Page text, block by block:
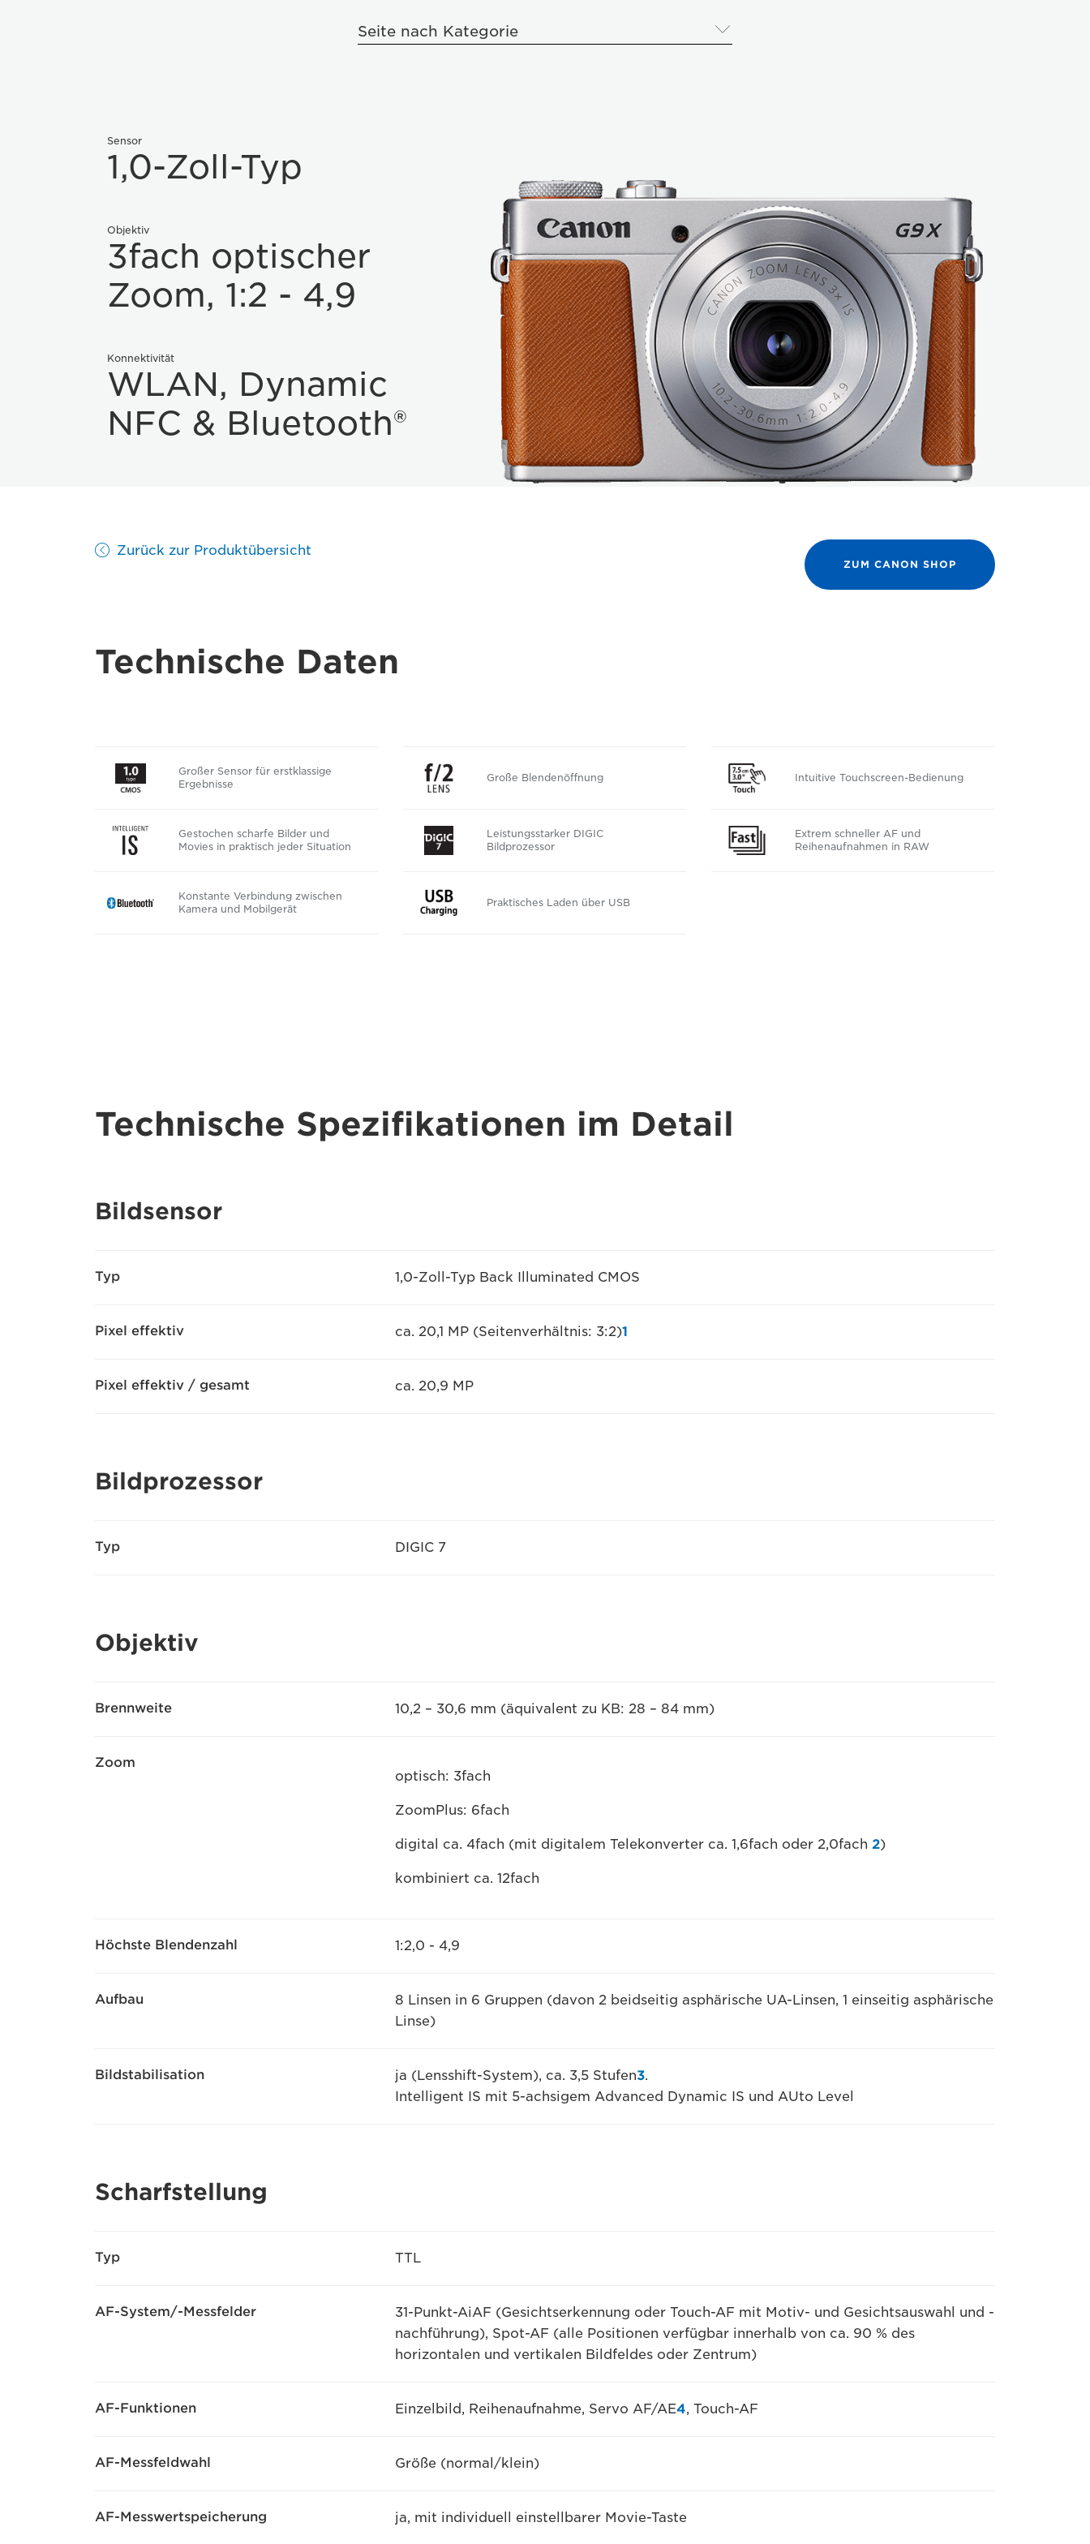
Seite nach Kategorie
Sensor
1,0-Zoll-Typ
Objektiv
3fach optischer
Zoom, 1:2 - 4,9
Konnektivität
WLAN, Dynamic
NFC & Bluetooth®
Zurück zur Produktübersicht
ZUM CANON SHOP
Technische Daten
Großer Sensor für erstklassige
Ergebnisse
Große Blendenöffnung Intuitive Touchscreen-Bedienung
Gestochen scharfe Bilder und
Movies in praktisch jeder Situation
Leistungsstarker DIGIC
Bildprozessor
Extrem schneller AF und
Reihenaufnahmen in RAW
Konstante Verbindung zwischen
Kamera und Mobilgerät
Praktisches Laden über USB
Technische Spezifikationen im Detail
Bildsensor
Typ 1,0-Zoll-Typ Back Illuminated CMOS
Pixel effektiv ca. 20,1 MP (Seitenverhältnis: 3:2)1
Pixel effektiv / gesamt ca. 20,9 MP
Bildprozessor
Typ DIGIC 7
Objektiv
Brennweite 10,2 – 30,6 mm (äquivalent zu KB: 28 – 84 mm)
Zoom
optisch: 3fach
ZoomPlus: 6fach
digital ca. 4fach (mit digitalem Telekonverter ca. 1,6fach oder 2,0fach 2)
kombiniert ca. 12fach
Höchste Blendenzahl 1:2,0 - 4,9
Aufbau
8 Linsen in 6 Gruppen (davon 2 beidseitig asphärische UA-Linsen, 1 einseitig asphärische
Linse)
Bildstabilisation ja (Lensshift-System), ca. 3,5 Stufen3.
Intelligent IS mit 5-achsigem Advanced Dynamic IS und AUto Level
Scharfstellung
Typ TTL
AF-System/-Messfelder
31-Punkt-AiAF (Gesichtserkennung oder Touch-AF mit Motiv- und Gesichtsauswahl und -
nachführung), Spot-AF (alle Positionen verfügbar innerhalb von ca. 90 % des
horizontalen und vertikalen Bildfeldes oder Zentrum)
AF-Funktionen Einzelbild, Reihenaufnahme, Servo AF/AE4, Touch-AF
AF-Messfeldwahl Größe (normal/klein)
AF-Messwertspeicherung ja, mit individuell einstellbarer Movie-Taste